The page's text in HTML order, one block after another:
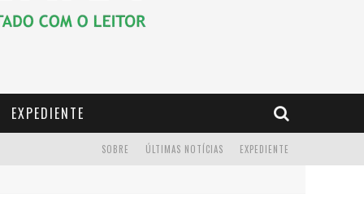
EXPEDIENTE
EXPEDIENTE
ÚLTIMAS NOTÍCIAS
SOBRE